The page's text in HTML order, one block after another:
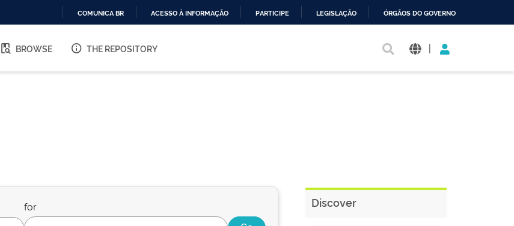
O
COMUNICA BR ACESSO À INFORMAÇÃO PARTICIPE LEGISLAÇÃO ÓRGÃOS DO GOVERNO
BROWSE THE REPOSITORY |
for Discover